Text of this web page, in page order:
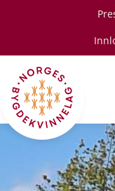
Hopp til hovedinnhold